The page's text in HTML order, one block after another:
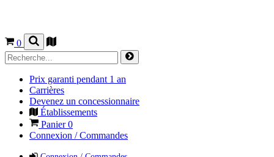
0
Prix garanti pendant 1 an
Carrières
Devenez un concessionnaire
Établissements
Panier0
Connexion / Commandes